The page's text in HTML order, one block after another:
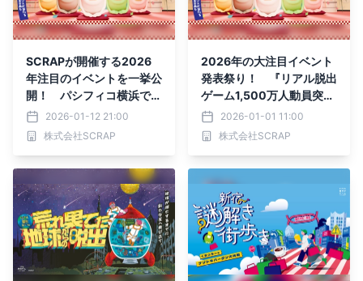
SCRAPが開催する2026
年注目のイベントを一挙公
開！ パシフィコ横浜で開
催する2026年最大のリア
ル脱出ゲームや館を1棟貸
し切った『謎の館からの脱
「リアル脱出ゲーム CRO
SSING 渋谷店」のパワー
アップ情報も
2026-01-12 21:00
株式会社SCRAP
2026年の大注目イベント
発表祭り！ 『リアル脱出
ゲーム1,500万人動員突破
記念 SCRAP新春生放送』
が2026年1月12日(月祝)2
0時から配信決定！
2026-01-01 11:00
株式会社SCRAP